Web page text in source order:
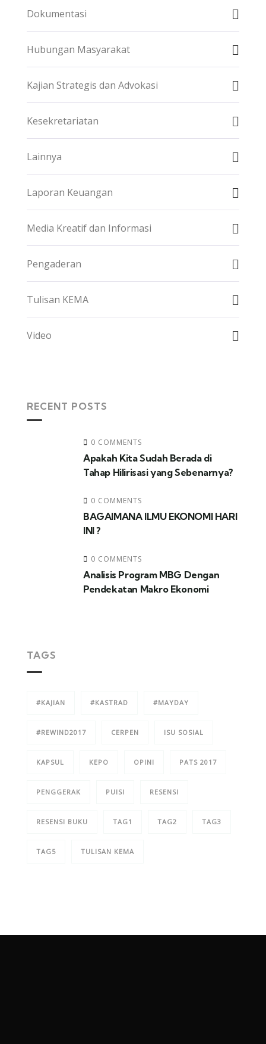
Dokumentasi
Hubungan Masyarakat
Kajian Strategis dan Advokasi
Kesekretariatan
Lainnya
Laporan Keuangan
Media Kreatif dan Informasi
Pengaderan
Tulisan KEMA
Video
RECENT POSTS
0 COMMENTS
Apakah Kita Sudah Berada di
Tahap Hilirisasi yang Sebenarnya?
0 COMMENTS
BAGAIMANA ILMU EKONOMI HARI
INI ?
0 COMMENTS
Analisis Program MBG Dengan
Pendekatan Makro Ekonomi
TAGS
#KAJIAN #KASTRAD #MAYDAY
#REWIND2017 CERPEN ISU SOSIAL
KAPSUL KEPO OPINI PATS 2017
PENGGERAK PUISI RESENSI
RESENSI BUKU TAG1 TAG2 TAG3
TAG5 TULISAN KEMA